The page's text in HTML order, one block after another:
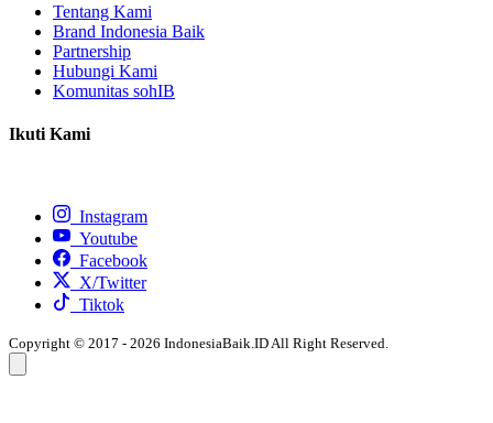
Tentang Kami
Brand Indonesia Baik
Partnership
Hubungi Kami
Komunitas sohIB
Ikuti Kami
Instagram
Youtube
Facebook
X/Twitter
Tiktok
Copyright © 2017 - 2026 IndonesiaBaik.ID All Right Reserved.